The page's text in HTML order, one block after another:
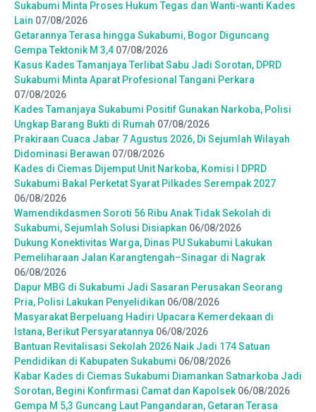
Sukabumi Minta Proses Hukum Tegas dan Wanti-wanti Kades
Lain 07/08/2026
Getarannya Terasa hingga Sukabumi, Bogor Diguncang
Gempa Tektonik M 3,4 07/08/2026
Kasus Kades Tamanjaya Terlibat Sabu Jadi Sorotan, DPRD
Sukabumi Minta Aparat Profesional Tangani Perkara
07/08/2026
Kades Tamanjaya Sukabumi Positif Gunakan Narkoba, Polisi
Ungkap Barang Bukti di Rumah 07/08/2026
Prakiraan Cuaca Jabar 7 Agustus 2026, Di Sejumlah Wilayah
Didominasi Berawan 07/08/2026
Kades di Ciemas Dijemput Unit Narkoba, Komisi I DPRD
Sukabumi Bakal Perketat Syarat Pilkades Serempak 2027
06/08/2026
Wamendikdasmen Soroti 56 Ribu Anak Tidak Sekolah di
Sukabumi, Sejumlah Solusi Disiapkan 06/08/2026
Dukung Konektivitas Warga, Dinas PU Sukabumi Lakukan
Pemeliharaan Jalan Karangtengah–Sinagar di Nagrak
06/08/2026
Dapur MBG di Sukabumi Jadi Sasaran Perusakan Seorang
Pria, Polisi Lakukan Penyelidikan 06/08/2026
Masyarakat Berpeluang Hadiri Upacara Kemerdekaan di
Istana, Berikut Persyaratannya 06/08/2026
Bantuan Revitalisasi Sekolah 2026 Naik Jadi 174 Satuan
Pendidikan di Kabupaten Sukabumi 06/08/2026
Kabar Kades di Ciemas Sukabumi Diamankan Satnarkoba Jadi
Sorotan, Begini Konfirmasi Camat dan Kapolsek 06/08/2026
Gempa M 5,3 Guncang Laut Pangandaran, Getaran Terasa